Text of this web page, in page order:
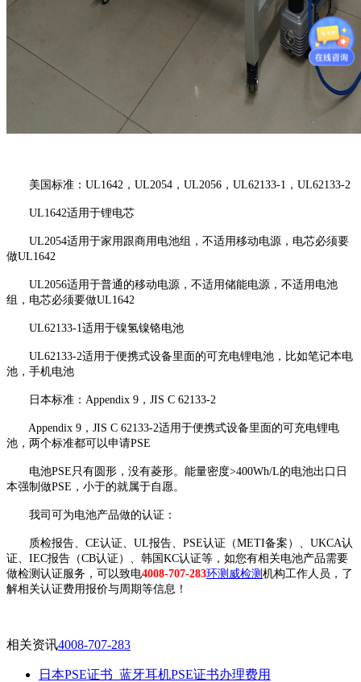
美国标准：UL1642，UL2054，UL2056，UL62133-1，UL62133-2
UL1642适用于锂电芯
UL2054适用于家用跟商用电池组，不适用移动电源，电芯必须要
做UL1642
UL2056适用于普通的移动电源，不适用储能电源，不适用电池
组，电芯必须要做UL1642
UL62133-1适用于镍氢镍铬电池
UL62133-2适用于便携式设备里面的可充电锂电池，比如笔记本电
池，手机电池
日本标准：Appendix 9，JIS C 62133-2
Appendix 9，JIS C 62133-2适用于便携式设备里面的可充电锂电
池，两个标准都可以申请PSE
电池PSE只有圆形，没有菱形。能量密度>400Wh/L的电池出口日
本强制做PSE，小于的就属于自愿。
我司可为电池产品做的认证：
质检报告、CE认证、UL报告、PSE认证（METI备案）、UKCA认
证、IEC报告（CB认证）、韩国KC认证等，如您有相关电池产品需要
做检测认证服务，可以致电4008-707-283环测威检测 机构工作人员，了
解相关认证费用报价与周期等信息！
相关资讯4008-707-283
日本PSE证书_蓝牙耳机PSE证书办理费用